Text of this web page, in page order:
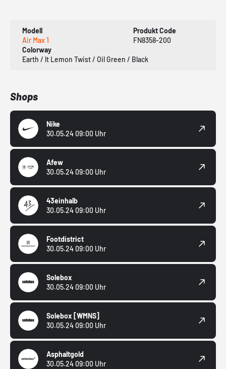
Modell
Air Max 1
Produkt Code
FN8358-200
Colorway
Earth / lt Lemon Twist / Oil Green / Black
Shops
Nike
30.05.24 09:00 Uhr
Afew
30.05.24 09:00 Uhr
43einhalb
30.05.24 09:00 Uhr
Footdistrict
30.05.24 09:00 Uhr
Solebox
30.05.24 09:00 Uhr
Solebox [WMNS]
30.05.24 09:00 Uhr
Asphaltgold
30.05.24 09:00 Uhr